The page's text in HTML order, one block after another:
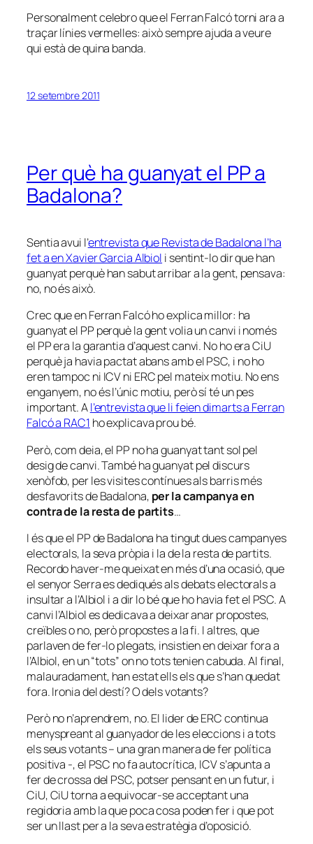
Personalment celebro que el Ferran Falcó torni ara a
traçar línies vermelles: això sempre ajuda a veure
qui està de quina banda.
12 setembre 2011
Per què ha guanyat el PP a
Badalona?
Sentia avui l’entrevista que Revista de Badalona l’ha
fet a en Xavier Garcia Albiol i sentint-lo dir que han
guanyat perquè han sabut arribar a la gent, pensava:
no, no és això.
Crec que en Ferran Falcó ho explica millor: ha
guanyat el PP perquè la gent volia un canvi i només
el PP era la garantia d’aquest canvi. No ho era CiU
perquè ja havia pactat abans amb el PSC, i no ho
eren tampoc ni ICV ni ERC pel mateix motiu. No ens
enganyem, no és l’únic motiu, però sí té un pes
important. Al’entrevista que li feien dimarts a Ferran
Falcó a RAC1 ho explicava prou bé.
Però, com deia, el PP no ha guanyat tant sol pel
desig de canvi. També ha guanyat pel discurs
xenòfob, per les visites contínues als barris més
desfavorits de Badalona, per la campanya en
contra de la resta de partits…
I és que el PP de Badalona ha tingut dues campanyes
electorals, la seva pròpia i la de la resta de partits.
Recordo haver-me queixat en més d’una ocasió, que
el senyor Serra es dediqués als debats electorals a
insultar a l’Albiol i a dir lo bé que ho havia fet el PSC. A
canvi l’Albiol es dedicava a deixar anar propostes,
creïbles o no, però propostes a la fi. I altres, que
parlaven de fer-lo plegats, insistien en deixar fora a
l’Albiol, en un “tots” on no tots tenien cabuda. Al final,
malauradament, han estat ells els que s’han quedat
fora. Ironia del destí? O dels votants?
Però no n’aprendrem, no. El lider de ERC continua
menyspreant al guanyador de les eleccions i a tots
els seus votants – una gran manera de fer política
positiva -, el PSC no fa autocrítica, ICV s’apunta a
fer de crossa del PSC, potser pensant en un futur, i
CiU, CiU torna a equivocar-se acceptant una
regidoria amb la que poca cosa poden fer i que pot
ser un llast per a la seva estratègia d’oposició.